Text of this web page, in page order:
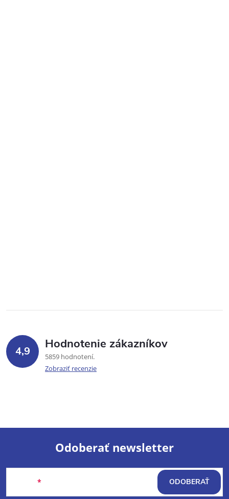
4,9 Hodnotenie zákazníkov
5859 hodnotení
Zobraziť recenzie
Z
Odoberať newsletter
ODOBERAŤ